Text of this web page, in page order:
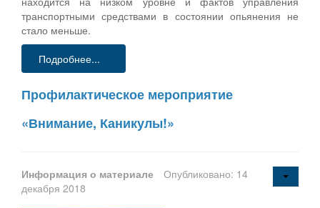
транспортными средствами в состоянии опьянения не
стало меньше.
Подробнее...
Профилактическое мероприятие
«Внимание, Каникулы!»
Информация о материале
Опубликовано: 14
декабря 2018